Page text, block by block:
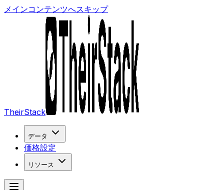
メインコンテンツへスキップ
TheirStack
データ
価格設定
リソース